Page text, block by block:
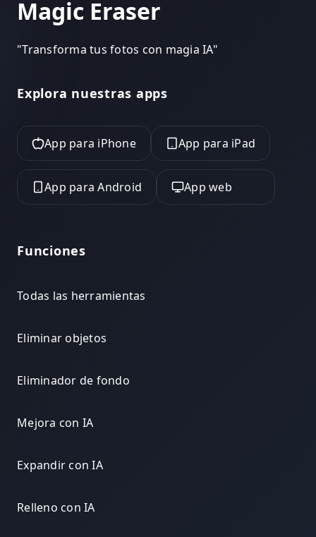
Magic Eraser
"Transforma tus fotos con magia IA"
Explora nuestras apps
App para iPhone App para iPad
App para Android App web
Funciones
Todas las herramientas
Eliminar objetos
Eliminador de fondo
Mejora con IA
Expandir con IA
Relleno con IA